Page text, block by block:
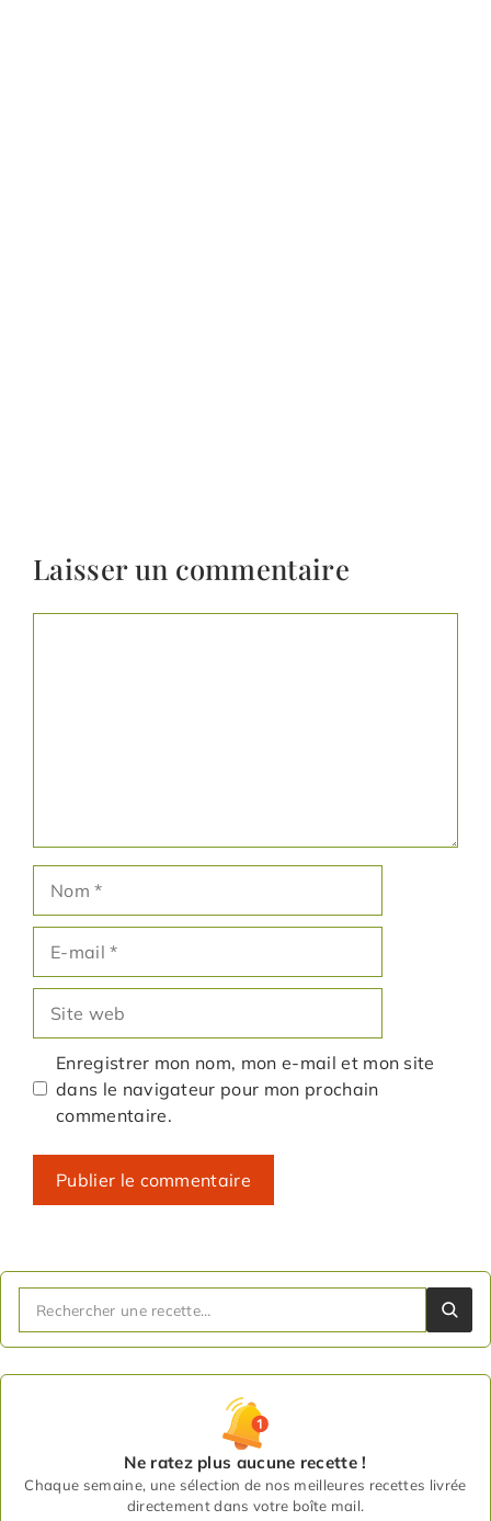
Laisser un commentaire
mail
web
Enregistrer mon nom, mon e-mail et mon site
dans le navigateur pour mon prochain
commentaire.
Ne ratez plus aucune recette !
Chaque semaine, une sélection de nos meilleures recettes livrée
directement dans votre boîte mail.